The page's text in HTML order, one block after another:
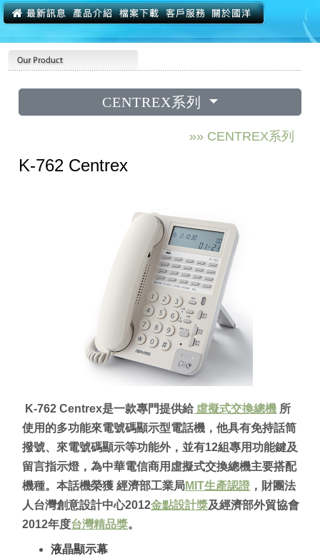
CENTREX系列
»» CENTREX系列
K-762 Centrex
K-762 Centrex是一款專門提供給 虛擬式交換總機 所
使用的多功能來電號碼顯示型電話機，他具有免持話筒
撥號、來電號碼顯示等功能外，並有12組專用功能鍵及
留言指示燈，為中華電信商用虛擬式交換總機主要搭配
機種。本話機榮獲 經濟部工業局MIT生產認證 ，財團法
人台灣創意設計中心2012金點設計獎及經濟部外貿協會
2012年度台灣精品獎。
液晶顯示幕